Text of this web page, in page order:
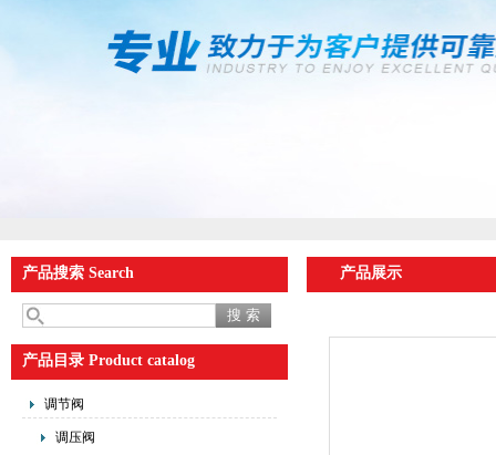
产品搜索 Search
产品目录 Product catalog
调节阀
调压阀
产品展示